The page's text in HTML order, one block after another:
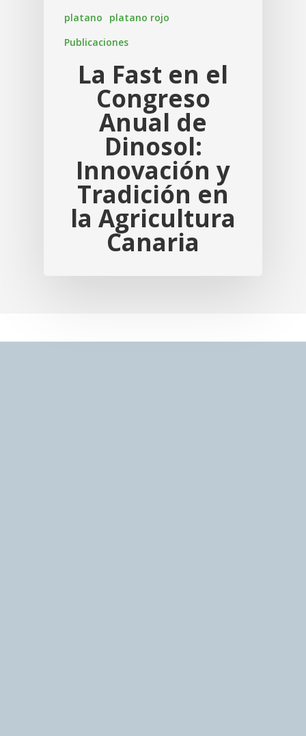
platano
platano rojo
Publicaciones
La Fast en el
Congreso
Anual de
Dinosol:
Innovación y
Tradición en
la Agricultura
Canaria